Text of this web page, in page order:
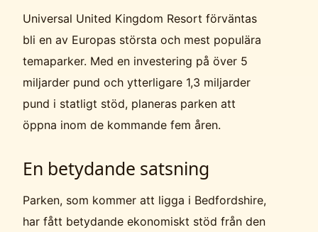
Universal United Kingdom Resort förväntas
bli en av Europas största och mest populära
temaparker. Med en investering på över 5
miljarder pund och ytterligare 1,3 miljarder
pund i statligt stöd, planeras parken att
öppna inom de kommande fem åren.
En betydande satsning
Parken, som kommer att ligga i Bedfordshire,
har fått betydande ekonomiskt stöd från den